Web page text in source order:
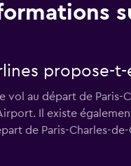
propose-
vol au départ de
Il existe
de Paris-Charles-